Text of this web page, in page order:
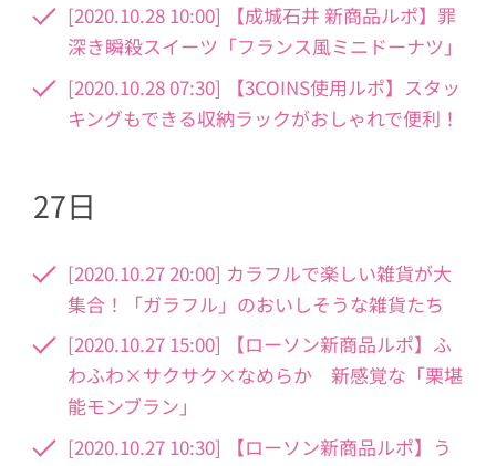
[2020.10.28 10:00] 【成城石井 新商品ルポ】罪
深き瞬殺スイーツ「フランス風ミニドーナツ」
[2020.10.28 07:30] 【3COINS使用ルポ】スタッ
キングもできる収納ラックがおしゃれで便利！
27日
[2020.10.27 20:00] カラフルで楽しい雑貨が大
集合！「ガラフル」のおいしそうな雑貨たち
[2020.10.27 15:00] 【ローソン新商品ルポ】ふ
わふわ×サクサク×なめらか 新感覚な「栗堪
能モンブラン」
[2020.10.27 10:30] 【ローソン新商品ルポ】う